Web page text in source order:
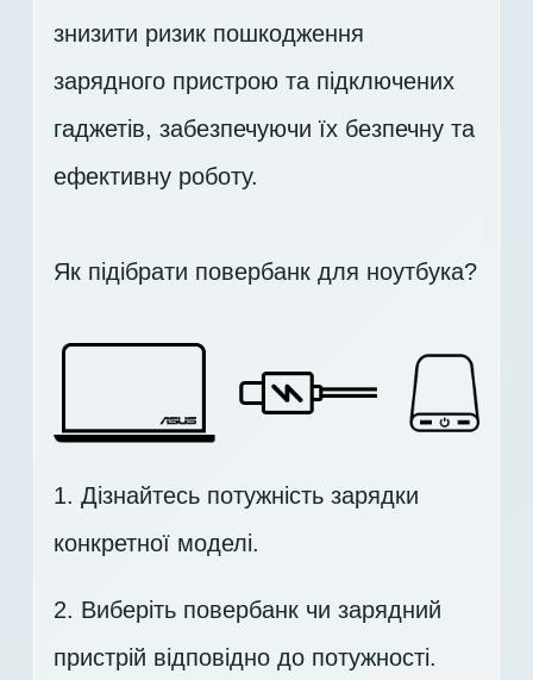
знизити ризик пошкодження
зарядного пристрою та підключених
гаджетів, забезпечуючи їх безпечну та
ефективну роботу.
Як підібрати повербанк для ноутбука?
1. Дізнайтесь потужність зарядки
конкретної моделі.
2. Виберіть повербанк чи зарядний
пристрій відповідно до потужності.